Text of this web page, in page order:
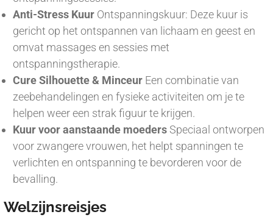
Anti-Stress Kuur Ontspanningskuur: Deze kuur is
gericht op het ontspannen van lichaam en geest en
omvat massages en sessies met
ontspanningstherapie.
Cure Silhouette & Minceur Een combinatie van
zeebehandelingen en fysieke activiteiten om je te
helpen weer een strak figuur te krijgen.
Kuur voor aanstaande moedersSpeciaal ontworpen
voor zwangere vrouwen, het helpt spanningen te
verlichten en ontspanning te bevorderen voor de
bevalling.
Welzijnsreisjes